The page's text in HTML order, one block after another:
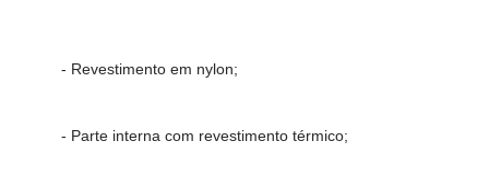
- Revestimento em nylon;
- Parte interna com revestimento térmico;